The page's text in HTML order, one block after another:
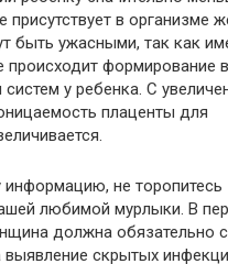
присутствует в организме
быть ужасными, так как
происходит формирование
у ребенка. С
плаценты для
информацию, не торопитесь
любимой мурлыки. В
должна обязательно
выявление скрытых